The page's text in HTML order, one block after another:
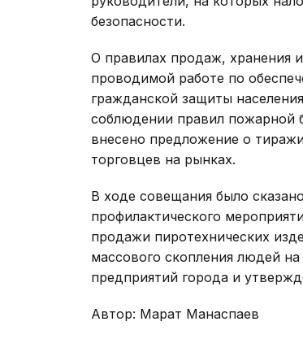
безопасности.
О правилах продаж, хранения
проводимой работе по
гражданской защиты
соблюдении правил пожарной
внесено предложение о
торговцев на рынках.
В ходе совещания было
профилактического
продажи пиротехнических
массового скопления людей
предприятий города и
Автор: Марат Манаспаев